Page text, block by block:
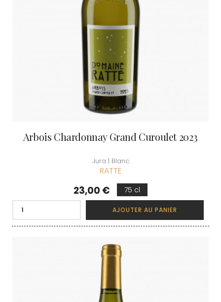
Arbois Chardonnay Grand Curoulet 2023
Jura | Blanc
RATTE
Prix
23,00 € 75 cl
AJOUTER AU PANIER